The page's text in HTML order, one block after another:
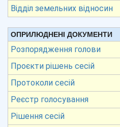
Відділ земельних відносин
ОПРИЛЮДНЕНІ ДОКУМЕНТИ
Розпорядження голови
Проєкти рішень сесій
Протоколи сесій
Реєстр голосування
Рішення сесій